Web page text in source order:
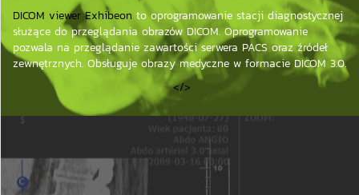
DICOM viewer Exhibeon to oprogramowanie stacji diagnostycznej
służące do przeglądania obrazów DICOM. Oprogramowanie
pozwala na przeglądanie zawartości serwera PACS oraz źródeł
zewnętrznych. Obsługuje obrazy medyczne w formacie DICOM 3.0.
</>